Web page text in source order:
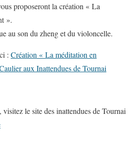
proposeront la création « La
».
au son du zheng et du violoncelle.
: Création « La méditation en
aux Inattendues de Tournai
le site des inattendues de Tournai